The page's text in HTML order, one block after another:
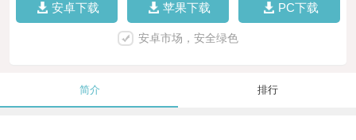
安卓下载 苹果下载 PC下载
安卓市场，安全绿色
简介 排行